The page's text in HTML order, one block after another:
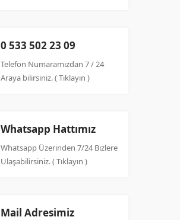
0 533 502 23 09
Telefon Numaramızdan 7 / 24
Araya bilirsiniz. ( Tıklayın )
Whatsapp Hattımız
Whatsapp Üzerinden 7/24 Bizlere
Ulaşabilirsiniz. ( Tıklayın )
Mail Adresimiz